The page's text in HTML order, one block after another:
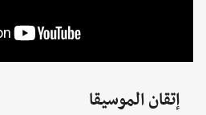
إتقان الموسيقا